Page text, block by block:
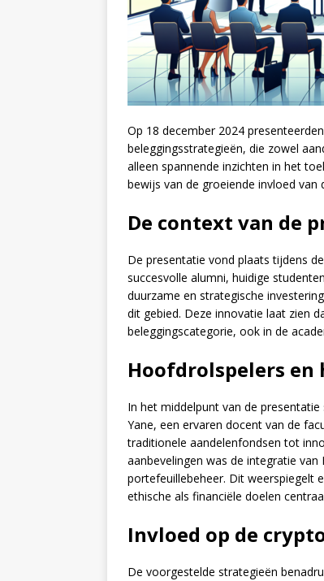
Op 18 december 2024
beleggingsstrategieën, die zowel
alleen spannende inzichten in het
bewijs van de groeiende invloed
De context van de
De presentatie vond plaats tijdens
succesvolle alumni, huidige
duurzame en strategische
dit gebied. Deze innovatie laat zien
beleggingscategorie, ook in de
Hoofdrolspelers
In het middelpunt van de
Yane, een ervaren docent van de
traditionele aandelenfondsen tot
aanbevelingen was de integratie van
portefeuillebeheer. Dit weerspiegelt
ethische als financiële doelen
Invloed op de
De voorgestelde strategieën